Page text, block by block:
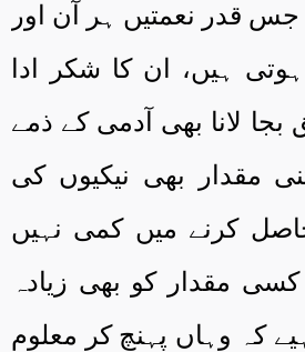
قدر نعمتیں ہر آن اور
ہیں، ان کا شکر ادا
بجا لانا بھی آدمی کے ذمے
مقدار بھی نیکیوں کی
کرنے میں کمی نہیں
مقدار کو بھی زیادہ
کہ وہاں پہنچ کر معلوم